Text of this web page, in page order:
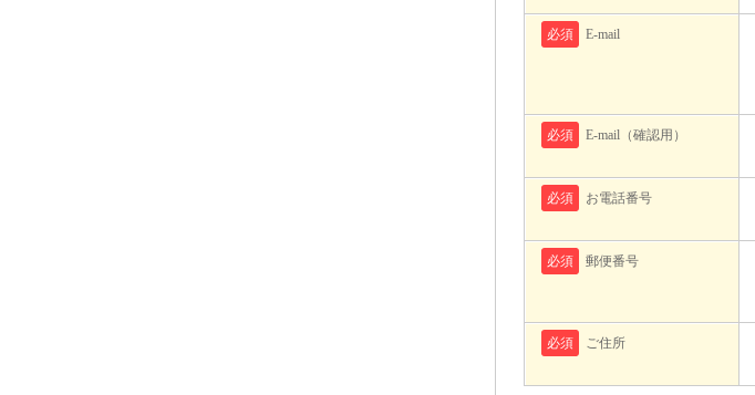
必須 E-mail
必須 E-mail（確認用）
必須 お電話番号
必須 郵便番号
必須 ご住所